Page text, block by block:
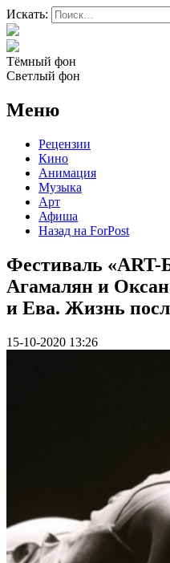
Искать:
Тёмный фон
Светлый фон
Меню
Рецензии
Кино
Анимация
Музыка
Арт
Афиша
Назад на ForPost
Фестиваль
Агамалян и
и Ева. Жизнь
15-10-2020 13:26